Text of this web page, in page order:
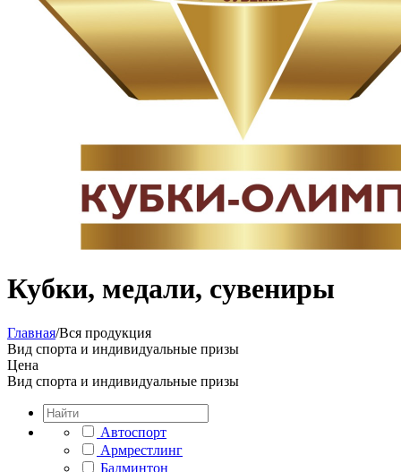
Кубки, медали, сувениры
Главная/Вся продукция
Вид спорта и индивидуальные призы
Цена
Вид спорта и индивидуальные призы
Автоспорт
Армрестлинг
Бадминтон